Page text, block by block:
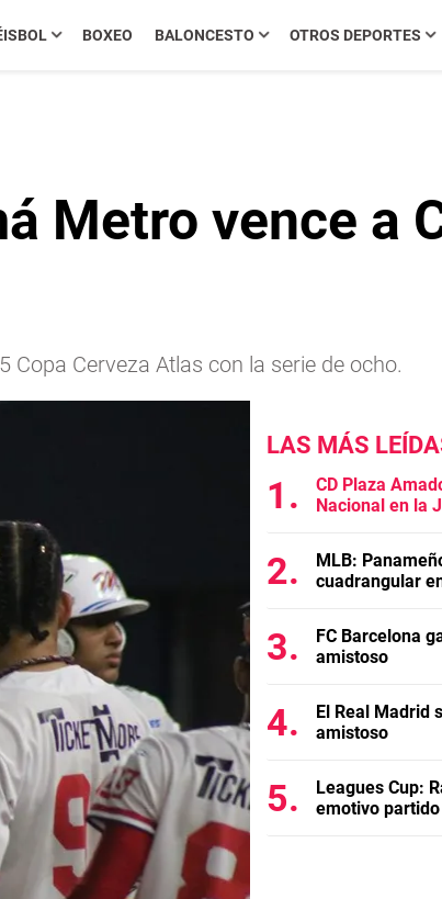
BOXEO BALONCESTO OTROS DEPORTES
Metro vence a
Cerveza Atlas con la serie de ocho.
LAS MÁS
CD Plaza
Nacional en la
MLB:
cuadrangular
FC Barcelona
amistoso
El Real Madrid
amistoso
Leagues Cup:
emotivo